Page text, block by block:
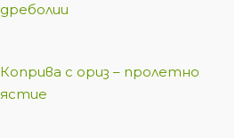
дреболии
Коприва с ориз – пролетно
ястие